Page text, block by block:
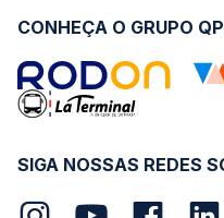
SIGA NOSSAS REDES
CONHEÇA O GRUPO